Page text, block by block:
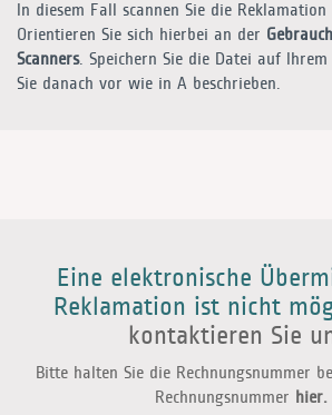
In diesem Fall scannen Sie die
Orientieren Sie sich hierbei an der
Scanners. Speichern Sie die Datei auf Ihrem
Sie danach vor wie in A beschrieben.
Eine elektronische
Reklamation ist nicht
kontaktieren Sie
Bitte halten Sie die Rechnungsnummer
Rechnungsnummer hier.